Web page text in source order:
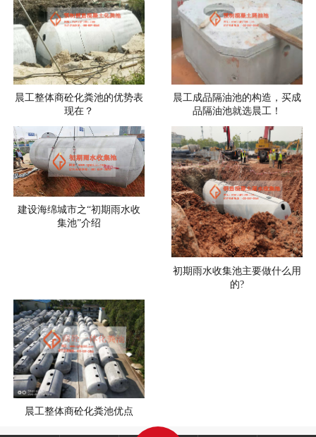
晨工整体商砼化粪池的优势表
现在？
晨工成品隔油池的构造，买成
品隔油池就选晨工！
建设海绵城市之“初期雨水收
集池”介绍
初期雨水收集池主要做什么用
的?
晨工整体商砼化粪池优点